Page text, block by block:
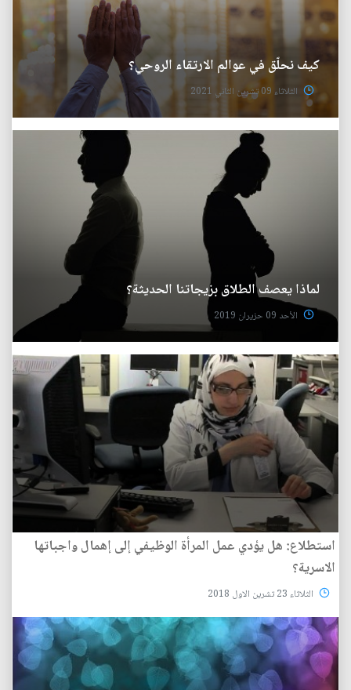
كيف نحلّق في عوالم الارتقاء الروحي؟
الثلاثاء 09 تشرين الثاني 2021
لماذا يعصف الطلاق بزيجاتنا الحديثة؟
الأحد 09 حزيران 2019
استطلاع: هل يؤدي عمل المرأة الوظيفي إلى إهمال واجباتها
الاسرية؟
الثلاثاء 23 تشرين الاول 2018